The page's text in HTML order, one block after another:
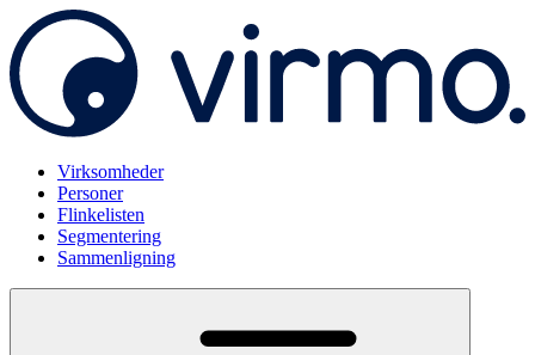
Virksomheder
Personer
Flinkelisten
Segmentering
Sammenligning